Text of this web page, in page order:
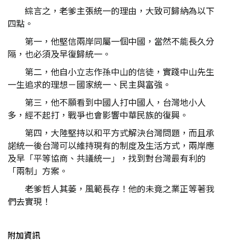
綜言之，老爹主張統一的理由，大致可歸納為以下
四點。
第一，他堅信兩岸同屬一個中國，當然不能長久分
隔，也必須及早復歸統一。
第二，他自小立志作孫中山的信徒，實踐中山先生
一生追求的理想－國家統一、民主與富強。
第三，他不願看到中國人打中國人，台灣地小人
多，經不起打，戰爭也會影響中華民族的復興。
第四，大陸堅持以和平方式解決台灣問題，而且承
諾統一後台灣可以維持現有的制度及生活方式，兩岸應
及早「平等協商、共議統一」，找到對台灣最有利的
「兩制」方案。
老爹哲人其萎，風範長存！他的未竟之業正等著我
們去實現！
附加資訊